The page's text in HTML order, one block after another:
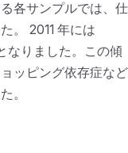
各サンプルでは、仕
。 2011 年には
なりました。この傾
ッピング依存症など
。